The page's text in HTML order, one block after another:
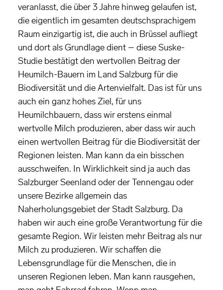
veranlasst, die über 3 Jahre hinweg gelaufen ist,
die eigentlich im gesamten deutschsprachigem
Raum einzigartig ist, die auch in Brüssel aufliegt
und dort als Grundlage dient – diese Suske-
Studie bestätigt den wertvollen Beitrag der
Heumilch-Bauern im Land Salzburg für die
Biodiversität und die Artenvielfalt. Das ist für uns
auch ein ganz hohes Ziel, für uns
Heumilchbauern, dass wir erstens einmal
wertvolle Milch produzieren, aber dass wir auch
einen wertvollen Beitrag für die Biodiversität der
Regionen leisten. Man kann da ein bisschen
ausschweifen. In Wirklichkeit sind ja auch das
Salzburger Seenland oder der Tennengau oder
unsere Bezirke allgemein das
Naherholungsgebiet der Stadt Salzburg. Da
haben wir auch eine große Verantwortung für die
gesamte Region. Wir leisten mehr Beitrag als nur
Milch zu produzieren. Wir schaffen die
Lebensgrundlage für die Menschen, die in
unseren Regionen leben. Man kann rausgehen,